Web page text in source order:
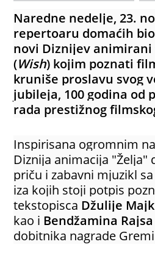
Naredne nedelje, 23.
repertoaru domaćih
novi Diznijev
(Wish) kojim poznati
kruniše proslavu svog
jubileja, 100 godina od
rada prestižnog
Inspirisana ogromnim
Diznija animacija "Želja"
priču i zabavni mjuzikl
iza kojih stoji potpis
tekstopisca Džulije
kao i Bendžamina Rajsa
dobitnika nagrade